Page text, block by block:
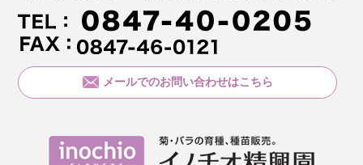
メールでのお問い合わせはこちら